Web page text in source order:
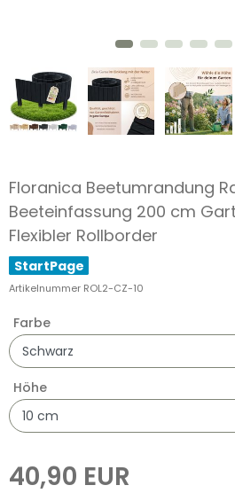
Floranica Beetumrandung
Beeteinfassung 200 cm
Flexibler Rollborder
StartPage
Artikelnummer ROL2-CZ-10
Farbe
Höhe
40,90 EUR